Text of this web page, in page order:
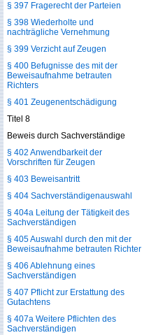
§ 397 Fragerecht der Parteien
§ 398 Wiederholte und
nachträgliche Vernehmung
§ 399 Verzicht auf Zeugen
§ 400 Befugnisse des mit der
Beweisaufnahme betrauten
Richters
§ 401 Zeugenentschädigung
Titel 8
Beweis durch Sachverständige
§ 402 Anwendbarkeit der
Vorschriften für Zeugen
§ 403 Beweisantritt
§ 404 Sachverständigenauswahl
§ 404a Leitung der Tätigkeit des
Sachverständigen
§ 405 Auswahl durch den mit der
Beweisaufnahme betrauten Richter
§ 406 Ablehnung eines
Sachverständigen
§ 407 Pflicht zur Erstattung des
Gutachtens
§ 407a Weitere Pflichten des
Sachverständigen